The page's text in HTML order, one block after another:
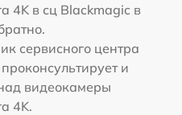
4K в сц Blackmagic в
сервисного центра
и
видеокамеры
4K.